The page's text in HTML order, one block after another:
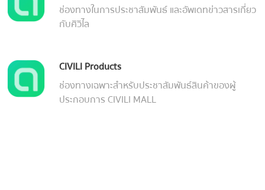
ช่องทางในการประชาสัมพันธ์ และอัพเดทข่าวสารเกี่ยว
กับศิวิไล
CIVILI Products
ช่องทางเฉพาะสำหรับประชาสัมพันธ์สินค้าของผู้
ประกอบการ CIVILI MALL